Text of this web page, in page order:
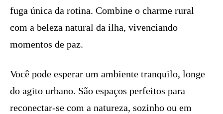
fuga única da rotina. Combine o charme rural
com a beleza natural da ilha, vivenciando
momentos de paz.
Você pode esperar um ambiente tranquilo, longe
do agito urbano. São espaços perfeitos para
reconectar-se com a natureza, sozinho ou em